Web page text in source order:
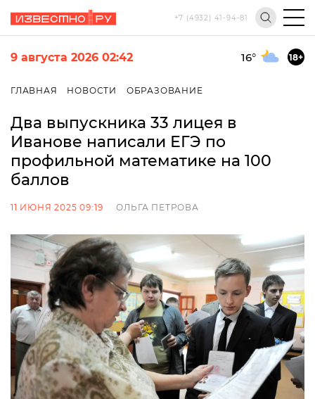
+7 (4932) 41-94-81
9 августа 2026 02:42 16° 18+
ГЛАВНАЯ НОВОСТИ ОБРАЗОВАНИЕ
Два выпускника 33 лицея в
Иванове написали ЕГЭ по
профильной математике на 100
баллов
11 ИЮНЯ 2025 09:19 ОЛЬГА ПЕТРОВА